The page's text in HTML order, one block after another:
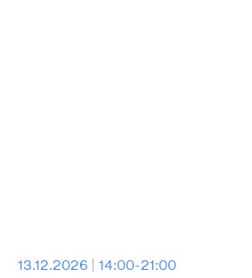
13.12.2026 14:00-21:00